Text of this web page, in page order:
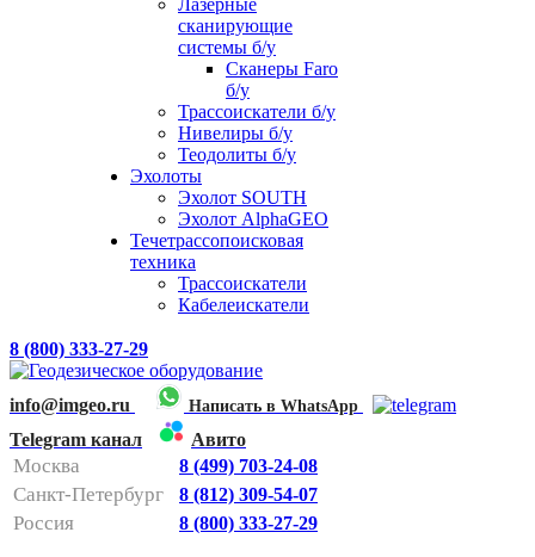
Лазерные
сканирующие
системы б/у
Сканеры Faro
б/у
Трассоискатели б/у
Нивелиры б/у
Теодолиты б/у
Эхолоты
Эхолот SOUTH
Эхолот AlphaGEO
Течетрассопоисковая
техника
Трассоискатели
Кабелеискатели
8 (800) 333-27-29
info@imgeo.ru Написать в WhatsApp
Telegram канал Авито
Москва 8 (499) 703-24-08
Санкт-Петербург 8 (812) 309-54-07
Россия 8 (800) 333-27-29